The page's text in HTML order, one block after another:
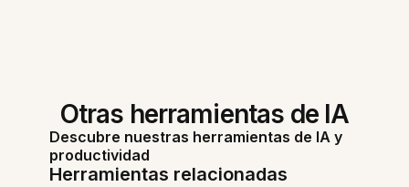
Otras herramientas de IA
Descubre nuestras herramientas de IA y
productividad
Herramientas relacionadas